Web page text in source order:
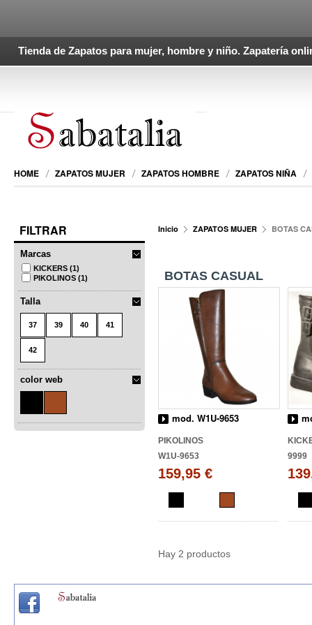
Tienda de Zapatos para mujer, hombre y niño. Zapatería
HOME ZAPATOS MUJER ZAPATOS HOMBRE ZAPATOS NIÑA
Inicio ZAPATOS MUJER BOTAS
BOTAS CASUAL
mod. W1U-9653
PIKOLINOS
W1U-9653
159,95 €
9999
Hay 2 productos
FILTRAR
Marcas
KICKERS (1)
PIKOLINOS (1)
Talla
37 39 40 41
42
color web